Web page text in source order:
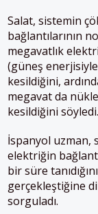
Salat, sistemin
bağlantılarının
megavatlık
(güneş
kesildiğini,
megavat da
kesildiğini söyledi.
İspanyol uzman,
elektriğin
bir süre
gerçekleştiğine
sorguladı.